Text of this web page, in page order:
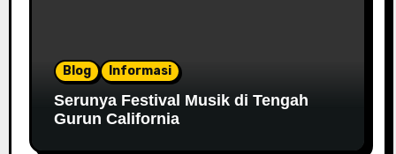
Blog Informasi
Serunya Festival Musik di Tengah
Gurun California